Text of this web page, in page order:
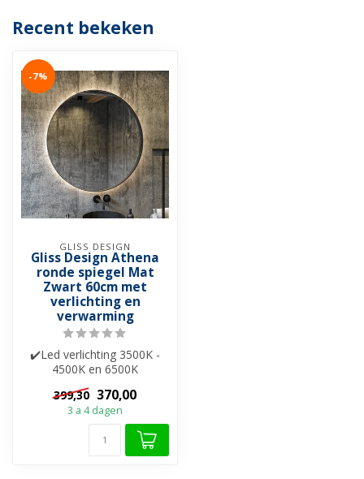
Recent bekeken
-7%
GLISS DESIGN
Gliss Design Athena
ronde spiegel Mat
Zwart 60cm met
verlichting en
verwarming
✔️Led verlichting 3500K -
4500K en 6500K
✔️Spiegelverwarming
✔️Touche bediening ...
399,30 370,00
3 a 4 dagen